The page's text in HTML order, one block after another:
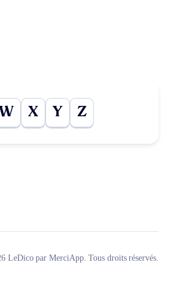
W X Y Z
LeDico par MerciApp. Tous droits réservés.